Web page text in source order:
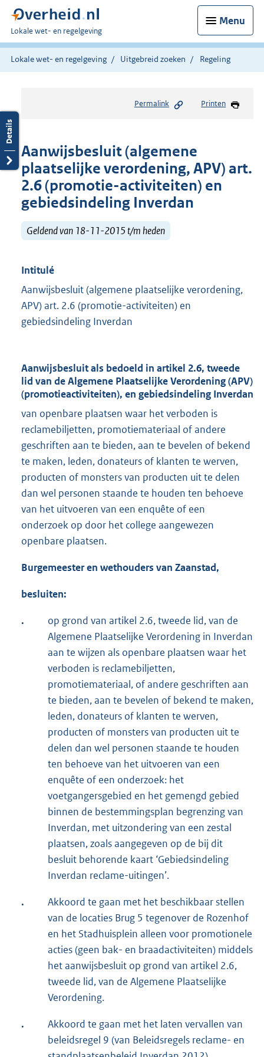
Menu
U
bent
hier:
Lokale wet- en regelgeving
Lokale wet- en regelgeving Uitgebreid zoeken Regeling
Permalink Printen
Aanwijsbesluit (algemene
plaatselijke verordening, APV) art.
2.6 (promotie-activiteiten) en
gebiedsindeling Inverdan
Geldend van 18-11-2015 t/m heden
Intitulé
Aanwijsbesluit (algemene plaatselijke verordening,
APV) art. 2.6 (promotie-activiteiten) en
gebiedsindeling Inverdan
Aanwijsbesluit als bedoeld in artikel 2.6, tweede
lid van de Algemene Plaatselijke Verordening (APV)
(promotieactiviteiten), en gebiedsindeling Inverdan
van openbare plaatsen waar het verboden is
reclamebiljetten, promotiemateriaal of andere
geschriften aan te bieden, aan te bevelen of bekend
te maken, leden, donateurs of klanten te werven,
producten of monsters van producten uit te delen
dan wel personen staande te houden ten behoeve
van het uitvoeren van een enquête of een
onderzoek op door het college aangewezen
openbare plaatsen.
Burgemeester en wethouders van Zaanstad,
besluiten:
.
op grond van artikel 2.6, tweede lid, van de
Algemene Plaatselijke Verordening in Inverdan
aan te wijzen als openbare plaatsen waar het
verboden is reclamebiljetten,
promotiemateriaal, of andere geschriften aan
te bieden, aan te bevelen of bekend te maken,
leden, donateurs of klanten te werven,
producten of monsters van producten uit te
delen dan wel personen staande te houden
ten behoeve van het uitvoeren van een
enquête of een onderzoek: het
voetgangersgebied en het gemengd gebied
binnen de bestemmingsplan begrenzing van
Inverdan, met uitzondering van een zestal
plaatsen, zoals aangegeven op de bij dit
besluit behorende kaart ‘Gebiedsindeling
Inverdan reclame-uitingen’.
.
Akkoord te gaan met het beschikbaar stellen
van de locaties Brug 5 tegenover de Rozenhof
en het Stadhuisplein alleen voor promotionele
acties (geen bak- en braadactiviteiten) middels
het aanwijsbesluit op grond van artikel 2.6,
tweede lid, van de Algemene Plaatselijke
Verordening.
.
Akkoord te gaan met het laten vervallen van
beleidsregel 9 (van Beleidsregels reclame- en